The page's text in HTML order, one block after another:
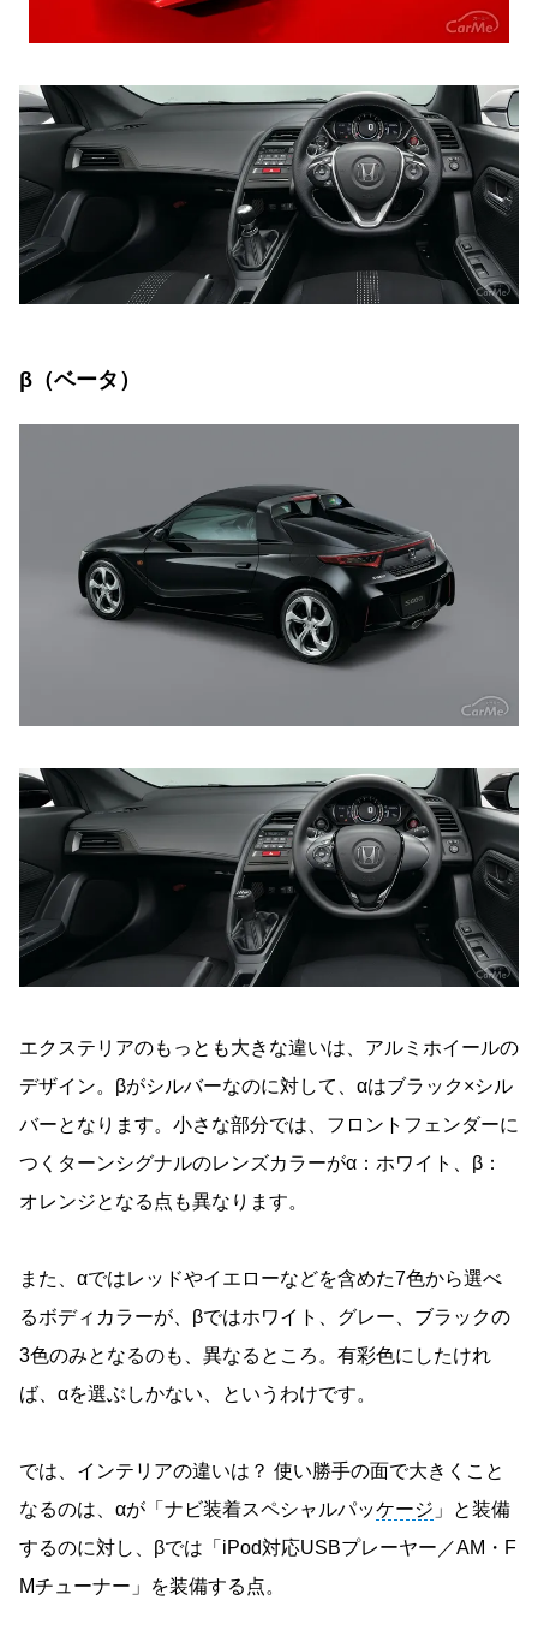
β（ベータ）
エクステリアのもっとも大きな違いは、アルミホイールの
デザイン。βがシルバーなのに対して、αはブラック×シル
バーとなります。小さな部分では、フロントフェンダーに
つくターンシグナルのレンズカラーがα：ホワイト、β：
オレンジとなる点も異なります。
また、αではレッドやイエローなどを含めた7色から選べ
るボディカラーが、βではホワイト、グレー、ブラックの
3色のみとなるのも、異なるところ。有彩色にしたけれ
ば、αを選ぶしかない、というわけです。
では、インテリアの違いは？ 使い勝手の面で大きくこと
なるのは、αが「ナビ装着スペシャルパッケージ 」と装備
するのに対し、βでは「iPod対応USBプレーヤー／AM・F
Mチューナー」を装備する点。